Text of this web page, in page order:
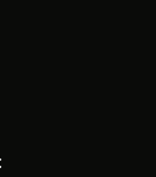
Breda is de
de
in dat er een
wij naar de